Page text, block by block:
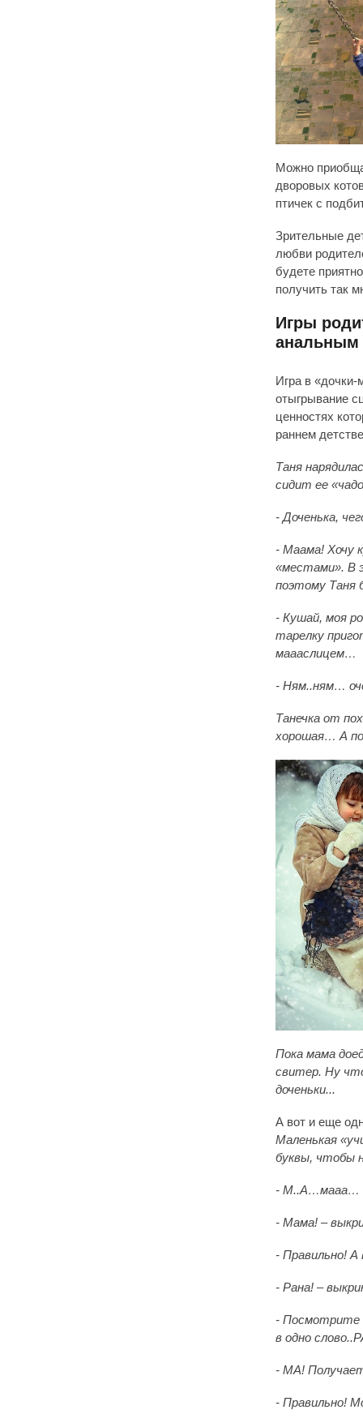
Можно
дворовых
птичек с
Зрительные
любви
будете
получить так
Игры
анальным
Игра в
отыгрывание
ценностях
раннем
Таня
сидит ее
- Доченька,
- Маама! Хочу
«местами». В
поэтому Таня
- Кушай, моя
тарелку
маааслицем…
- Ням..ням…
Танечка от
хорошая… А
Пока мама
свитер. Ну
доченьки...
А вот и еще
Маленькая
буквы, чтобы
- М..А…мааа…
- Мама! –
- Правильно!
- Рана! –
- Посмотрите
в одно
- МА!
- Правильно!